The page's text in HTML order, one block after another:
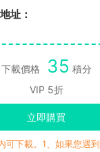
地址：
下載價格 35 積分
VIP 5折
立即購買
可下載。1、如果您遇